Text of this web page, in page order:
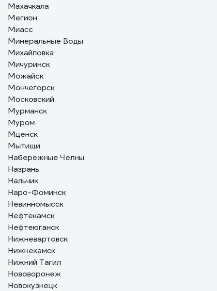
Махачкала
Мегион
Миасс
Минеральные Воды
Михайловка
Мичуринск
Можайск
Мончегорск
Московский
Мурманск
Муром
Мценск
Мытищи
Набережные Челны
Назрань
Нальчик
Наро-Фоминск
Невинномысск
Нефтекамск
Нефтеюганск
Нижневартовск
Нижнекамск
Нижний Тагил
Нововоронеж
Новокузнецк